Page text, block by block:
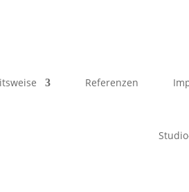
Referenzen